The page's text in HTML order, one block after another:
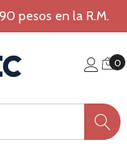
pesos en la R.M.
0